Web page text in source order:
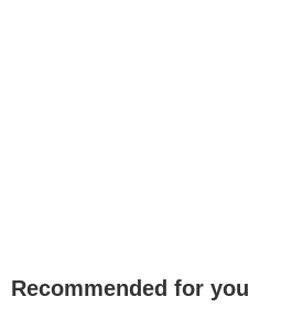
Recommended for you